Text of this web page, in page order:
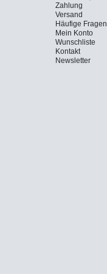
Zahlung
Versand
Häufige Fragen
Mein Konto
Wunschliste
Kontakt
Newsletter